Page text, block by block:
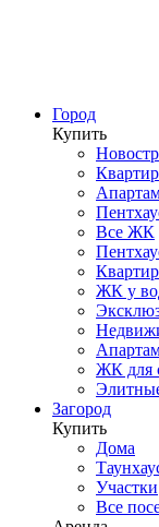
Город
Купить
Все ЖК
ЖК у
ЖК для
Загород
Купить
Дома
Участки
Все